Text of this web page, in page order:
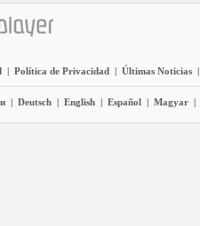
| Política de Privacidad | Últimas Noticias |
| Deutsch | English | Español | Magyar |